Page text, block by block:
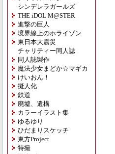
シンデレラガールズ
THE iDOL M@STER
進撃の巨人
境界線上のホライゾン
東日本大震災
チャリティー同人誌
同人誌製作
魔法少女まどか☆マギカ
けいおん！
擬人化
鉄道
廃墟、遺構
カラーイラスト集
ゆるゆり
ひだまりスケッチ
東方Project
特撮